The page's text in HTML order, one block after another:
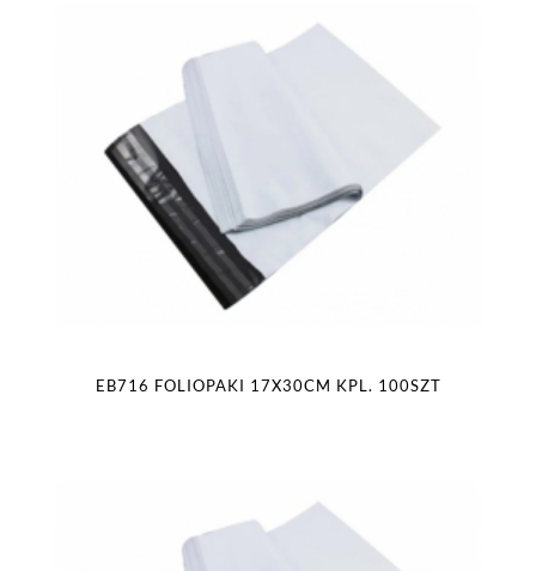
EB716 FOLIOPAKI 17X30CM KPL. 100SZT